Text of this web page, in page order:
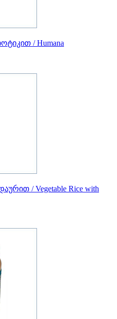
/ Humana
/ Vegetable Rice with